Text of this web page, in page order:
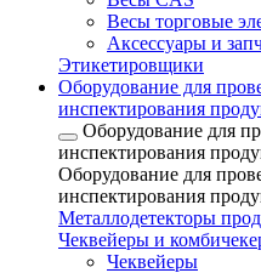
Весы торговые
Аксессуары и
Этикетировщики
Оборудование для
инспектирования
Оборудование для
инспектирования
Оборудование для
инспектирования
Металлодетекторы
Чеквейеры и
Чеквейеры